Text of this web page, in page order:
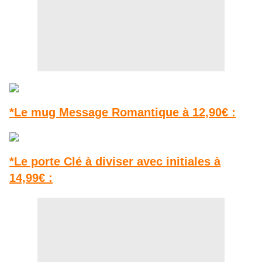
*Le mug Message Romantique à 12,90€ :
*Le porte Clé à diviser avec initiales à
14,99€ :